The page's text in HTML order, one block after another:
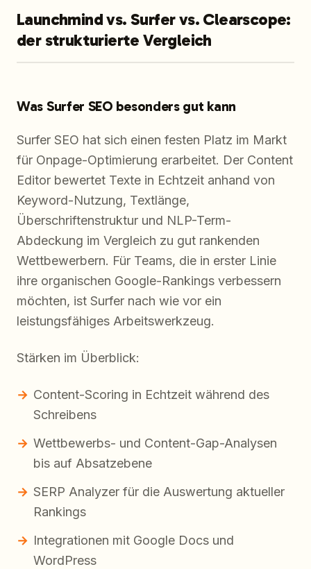
Launchmind vs. Surfer vs. Clearscope:
der strukturierte Vergleich
Was Surfer SEO besonders gut kann
Surfer SEO hat sich einen festen Platz im Markt
für Onpage-Optimierung erarbeitet. Der Content
Editor bewertet Texte in Echtzeit anhand von
Keyword-Nutzung, Textlänge,
Überschriftenstruktur und NLP-Term-
Abdeckung im Vergleich zu gut rankenden
Wettbewerbern. Für Teams, die in erster Linie
ihre organischen Google-Rankings verbessern
möchten, ist Surfer nach wie vor ein
leistungsfähiges Arbeitswerkzeug.
Stärken im Überblick:
Content-Scoring in Echtzeit während des
Schreibens
Wettbewerbs- und Content-Gap-Analysen
bis auf Absatzebene
SERP Analyzer für die Auswertung aktueller
Rankings
Integrationen mit Google Docs und
WordPress